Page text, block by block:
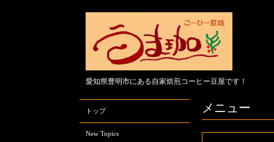
愛知県豊明市にある自家焙煎コーヒー豆屋です！
メニュー
トップ
New Topics